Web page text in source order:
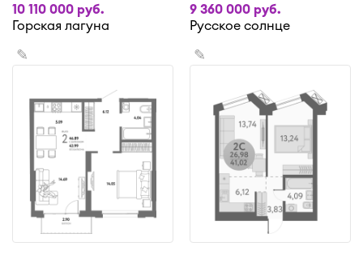
10 110 000 руб.
Горская лагуна
9 360 000 руб.
Русское солнце
✎ ✎